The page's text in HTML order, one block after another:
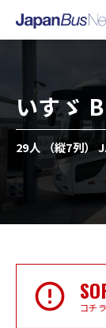
いすゞ
29人 （縦7列）
コチ